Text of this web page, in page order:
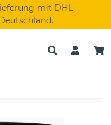
mit DHL-